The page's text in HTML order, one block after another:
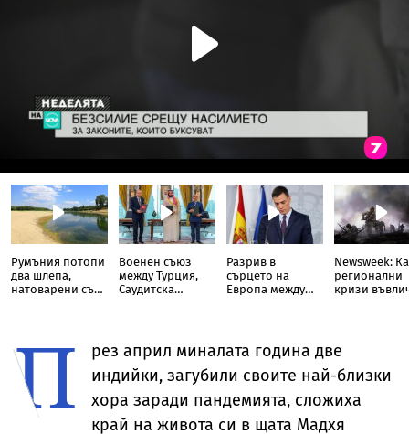
Румъния потопи
два шлепа,
натоварени със
Военен съюз
между Турция,
Саудитска
Разрив в
сърцето на
Европа между
Newsweek:
регионални
кризи
П
рез април миналата година две
индийки, загубили своите най-близки
хора заради пандемията, сложиха
край на живота си в щата Мадхя